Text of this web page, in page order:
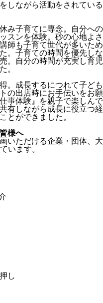
しながら活動をされている
み子育てに専念。自分への
スンを体験。砂の心地よさ
師も子育て世代が多いため
。子育ての時間を優先しな
。自分の時間が充実し育児
。
。成長するにつれて子ども
の出店時にお手伝いをお願
事体験』を親子で楽しんで
有しながら成長に役立つ経
とができました。
様へ
いただける企業・団体、大
います。
し